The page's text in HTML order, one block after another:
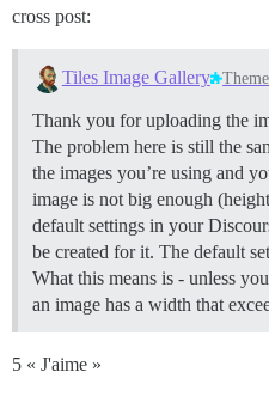
cross post:
Tiles Image Gallery
Thank you for uploading the
The problem here is still the
the images you’re using and
image is not big enough
default settings in your
be created for it. The default
What this means is - unless
an image has a width that
5 « J'aime »